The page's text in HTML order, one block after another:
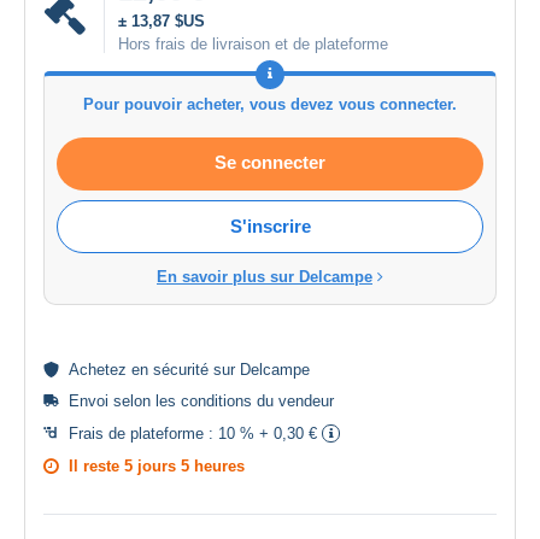
± 13,87 $US
Hors frais de livraison et de plateforme
Pour pouvoir acheter, vous devez vous connecter.
Se connecter
S'inscrire
En savoir plus sur Delcampe
Achetez en sécurité sur Delcampe
Envoi selon les conditions du vendeur
Frais de plateforme : 10 % + 0,30 €
Il reste 5 jours 5 heures